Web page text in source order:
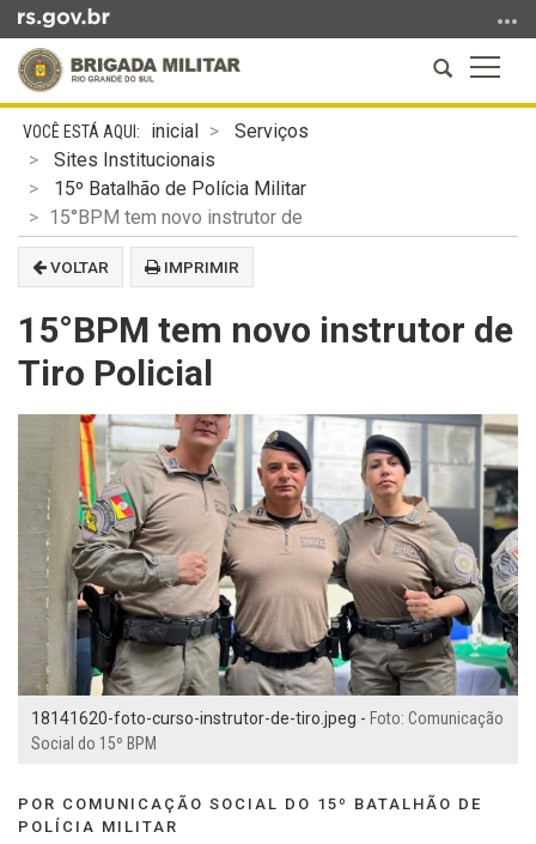
para
conteúdo
para
menu
para
busca
a
Abrir
a
Início
conteúdo
inicial
Serviços
Sites Institucionais
15º Batalhão de Polícia Militar
15°BPM tem novo instrutor de
VOLTAR IMPRIMIR
15°BPM tem novo instrutor de
Tiro Policial
18141620-foto-curso-instrutor-de-tiro.jpeg - Foto: Comunicação
Social do 15º BPM
POR COMUNICAÇÃO SOCIAL DO 15º BATALHÃO DE
POLÍCIA MILITAR